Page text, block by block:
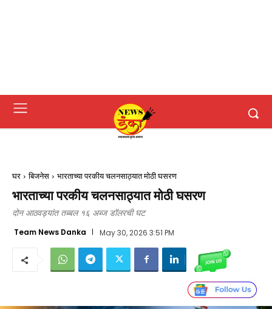
घर बिजनेस भारताच्या परकीय चलनसाठ्यात मोठी घसरण
भारताच्या परकीय चलनसाठ्यात मोठी घसरण
दोन आठवड्यांत तब्बल १६ अब्ज डॉलरची घट
Team News Danka May 30, 2026 3:51 PM